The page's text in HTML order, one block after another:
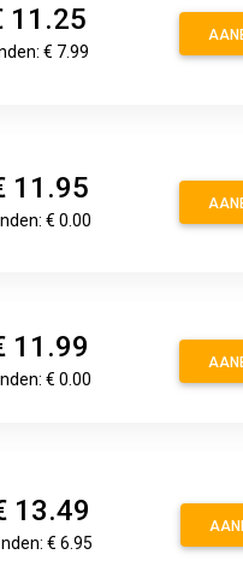
€ 7.99
€ 0.00
€ 0.00
€ 6.95